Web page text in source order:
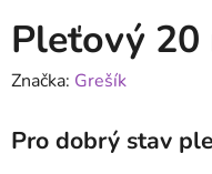
Pleťový 20
Značka: Grešík
Pro dobrý stav